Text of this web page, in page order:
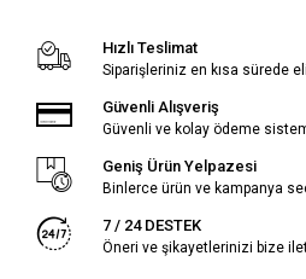
Hızlı Teslimat
Siparişleriniz en kısa sürede
Güvenli Alışveriş
Güvenli ve kolay ödeme
Geniş Ürün Yelpazesi
Binlerce ürün ve kampanya
7 / 24 DESTEK
Öneri ve şikayetlerinizi bize